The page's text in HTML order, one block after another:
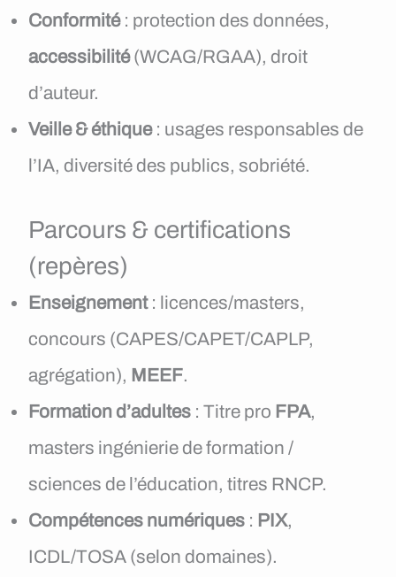
Conformité: protection des données,
accessibilité(WCAG/RGAA), droit
d’auteur.
Veille & éthique: usages responsables de
l’IA, diversité des publics, sobriété.
Parcours & certifications
(repères)
Enseignement: licences/masters,
concours (CAPES/CAPET/CAPLP,
agrégation), MEEF.
Formation d’adultes : Titre pro FPA,
masters ingénierie de formation /
sciences de l’éducation, titres RNCP.
Compétences numériques : PIX,
ICDL/TOSA (selon domaines).